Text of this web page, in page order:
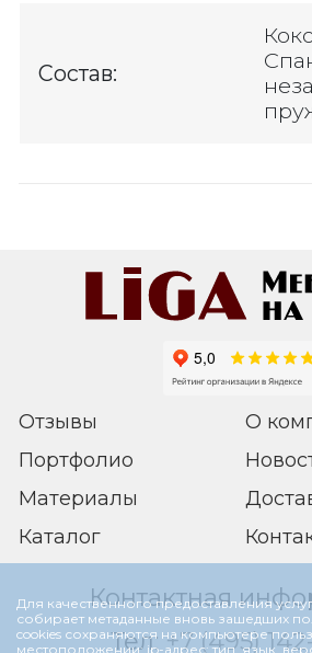
Состав:
Отзывы
Портфолио
Материалы
Каталог
О
Контактная
Тел: +7 (495)
Для качественного предоставления
собирает метаданные вновь зашедших
cookies сохраняются на компьютере
местоположении; ip-адрес; тип, язык,